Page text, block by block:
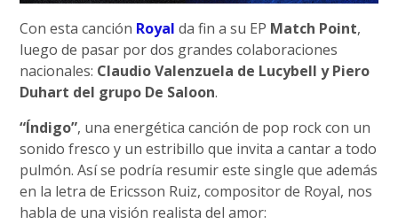
Con esta canción Royal da fin a su EP Match Point,
luego de pasar por dos grandes colaboraciones
nacionales: Claudio Valenzuela de Lucybell y Piero
Duhart del grupo De Saloon.
“Índigo”, una energética canción de pop rock con un
sonido fresco y un estribillo que invita a cantar a todo
pulmón. Así se podría resumir este single que además
en la letra de Ericsson Ruiz, compositor de Royal, nos
habla de una visión realista del amor: